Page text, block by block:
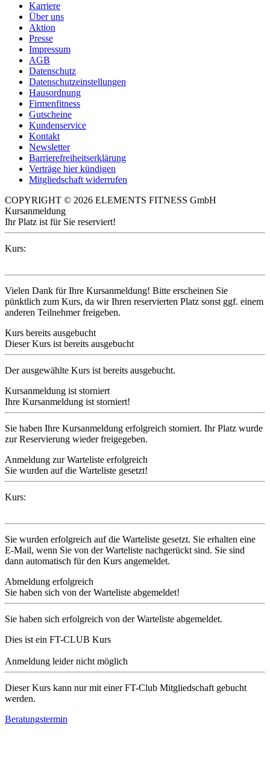
Karriere
Über uns
Aktion
Presse
Impressum
AGB
Datenschutz
Datenschutzeinstellungen
Hausordnung
Firmenfitness
Gutscheine
Kundenservice
Kontakt
Newsletter
Barrierefreiheitserklärung
Verträge hier kündigen
Mitgliedschaft widerrufen
COPYRIGHT © 2026 ELEMENTS FITNESS GmbH
Kursanmeldung
Ihr Platz ist für Sie reserviert!
Kurs:
Vielen Dank für Ihre Kursanmeldung! Bitte erscheinen Sie
pünktlich zum Kurs, da wir Ihren reservierten Platz sonst ggf. einem
anderen Teilnehmer freigeben.
Kurs bereits ausgebucht
Dieser Kurs ist bereits ausgebucht
Der ausgewählte Kurs ist bereits ausgebucht.
Kursanmeldung ist storniert
Ihre Kursanmeldung ist storniert!
Sie haben Ihre Kursanmeldung erfolgreich storniert. Ihr Platz wurde
zur Reservierung wieder freigegeben.
Anmeldung zur Warteliste erfolgreich
Sie wurden auf die Warteliste gesetzt!
Kurs:
Sie wurden erfolgreich auf die Warteliste gesetzt. Sie erhalten eine
E-Mail, wenn Sie von der Warteliste nachgerückt sind. Sie sind
dann automatisch für den Kurs angemeldet.
Abmeldung erfolgreich
Sie haben sich von der Warteliste abgemeldet!
Sie haben sich erfolgreich von der Warteliste abgemeldet.
Dies ist ein FT-CLUB Kurs
Anmeldung leider nicht möglich
Dieser Kurs kann nur mit einer FT-Club Mitgliedschaft gebucht
werden.
Beratungstermin